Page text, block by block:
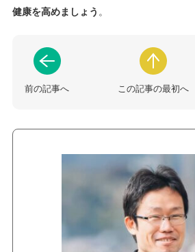
健康を高めましょう 。
前の記事へ この記事の最初へ